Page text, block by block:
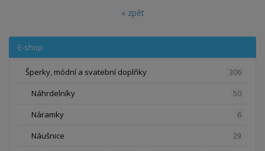
« zpět
E-shop
Šperky, módní a svatební doplňky 306
Náhrdelníky 50
Náramky 6
Náušnice 29